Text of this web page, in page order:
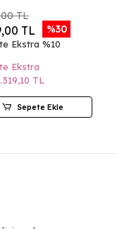
TL
TL %30
Ekstra %10
Ekstra
TL
Sepete Ekle